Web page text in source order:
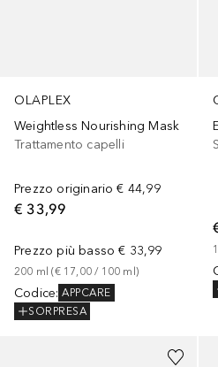
OLAPLEX
Weightless Nourishing Mask
Trattamento capelli
Prezzo originario € 44,99
€ 33,99
Prezzo più basso € 33,99
200 ml (€ 17,00 / 100 ml)
Codice: APPCARE
SORPRESA
1